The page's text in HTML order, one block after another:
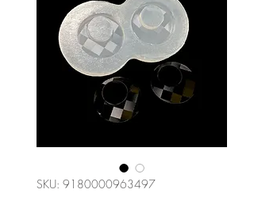
SKU: 9180000963497